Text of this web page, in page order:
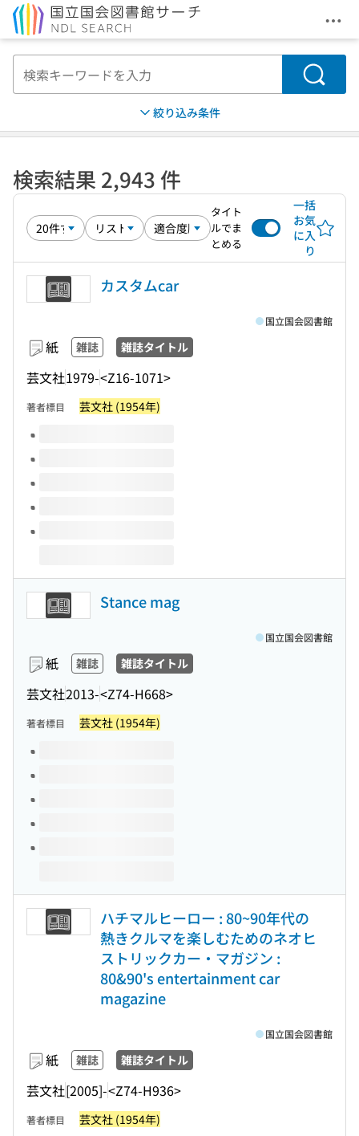
メ
検索
絞り込み条件
検索結果 2,943 件
タイト
ルでま
とめる
一括
お気
に入
り
カスタムcar
紙 雑誌 雑誌タイトル
芸文社1979-<Z16-1071>
国立国会図書館
著者標目 芸文社 (1954年)
このタイトルの巻号
Stance mag
紙 雑誌 雑誌タイトル
芸文社2013-<Z74-H668>
国立国会図書館
著者標目 芸文社 (1954年)
このタイトルの巻号
ハチマルヒーロー : 80~90年代の
熱きクルマを楽しむためのネオヒ
ストリックカー・マガジン :
80&90's entertainment car
magazine
紙 雑誌 雑誌タイトル
芸文社[2005]-<Z74-H936>
国立国会図書館
著者標目 芸文社 (1954年)